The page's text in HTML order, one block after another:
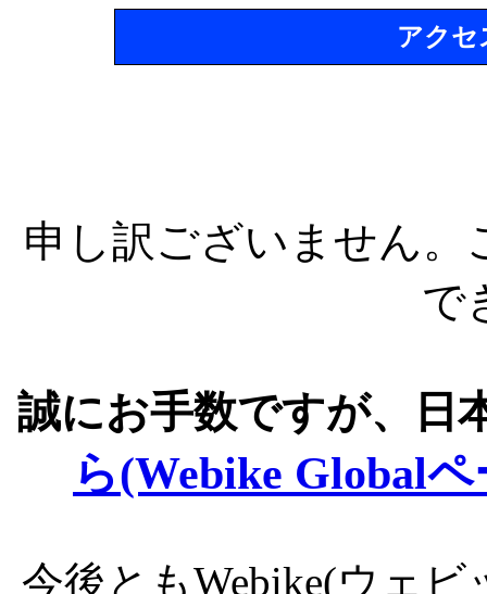
アクセ
申し訳ございません
で
誠にお手数ですが、日
ら(Webike Global
今後ともWebike(ウェ